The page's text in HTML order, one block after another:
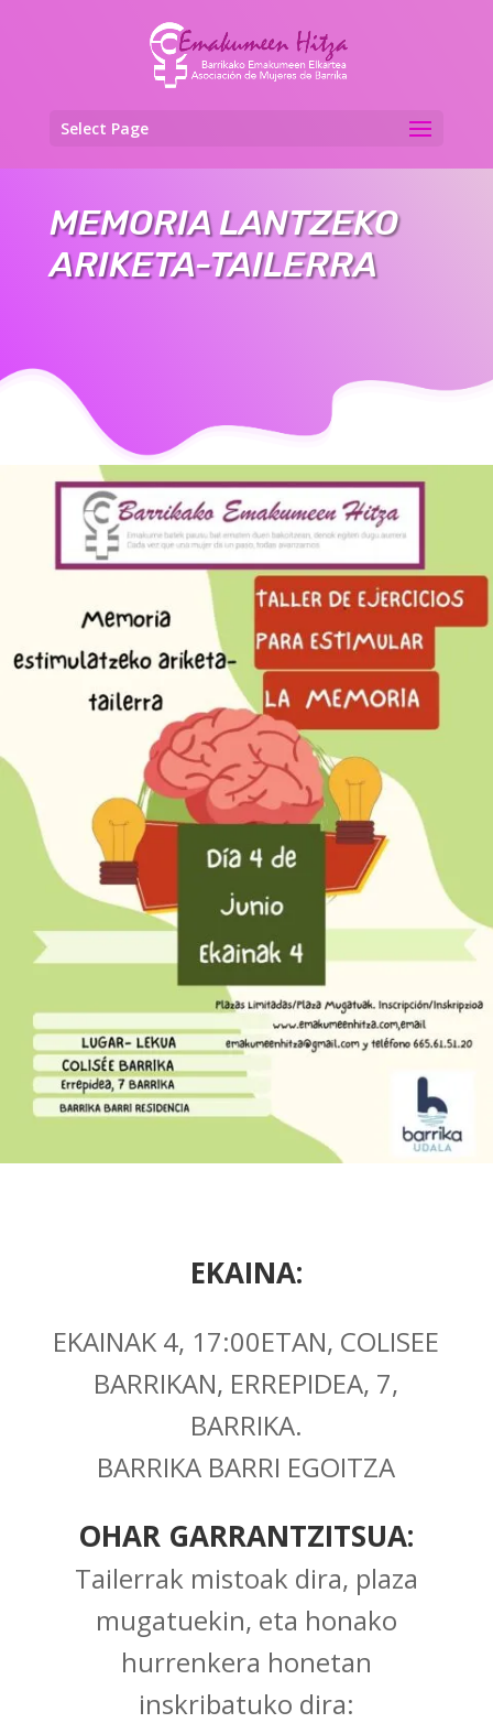
Select Page
MEMORIA LANTZEKO
ARIKETA-TAILERRA
EKAINA:
EKAINAK 4, 17:00ETAN, COLISEE
BARRIKAN, ERREPIDEA, 7,
BARRIKA.
BARRIKA BARRI EGOITZA
OHAR GARRANTZITSUA:
Tailerrak mistoak dira, plaza
mugatuekin, eta honako
hurrenkera honetan
inskribatuko dira: